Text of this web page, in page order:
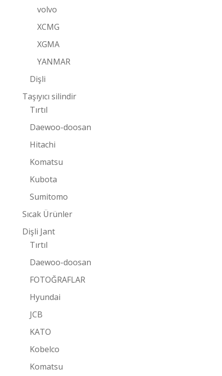
volvo
XCMG
XGMA
YANMAR
Dişli
Taşıyıcı silindir
Tırtıl
Daewoo-doosan
Hitachi
Komatsu
Kubota
Sumitomo
Sıcak Ürünler
Dişli Jant
Tırtıl
Daewoo-doosan
FOTOĞRAFLAR
Hyundai
JCB
KATO
Kobelco
Komatsu